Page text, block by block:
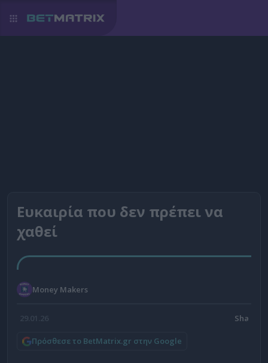
Ευκαιρία που δεν πρέπει να
χαθεί
Money Makers
29.01.26
Πρόσθεσε το BetMatrix.gr στην Google